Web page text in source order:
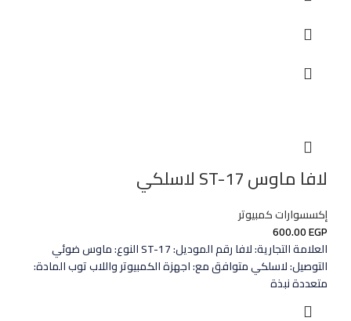
لافا ماوس ST-17 لاسلكي
إكسسوارات كمبيوتر
600.00EGP
العلامة التجارية: لافا رقم الموديل: ST-17 النوع: ماوس ضوئي
التوصيل: لاسلكي متوافق مع: اجهزة الكمبيوتر واللاب توب المادة:
متعددة نبذة